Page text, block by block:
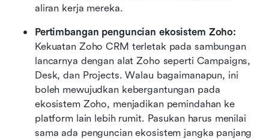
aliran kerja mereka.
Kekuatan Zoho CRM terletak pada sambungan
lancarnya dengan alat Zoho seperti Campaigns,
Desk, dan Projects. Walau bagaimanapun, ini
boleh mewujudkan kebergantungan pada
ekosistem Zoho, menjadikan pemindahan ke
platform lain lebih rumit. Pasukan harus menilai
sama ada penguncian ekosistem jangka panjang